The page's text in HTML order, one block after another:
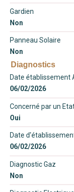
Gardien
Non
Panneau Solaire
Non
Diagnostics
Date établissement
06/02/2026
Concerné par un
Oui
Date
06/02/2026
Diagnostic Gaz
Non